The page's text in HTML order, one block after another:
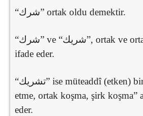
“شرك” ortak oldu demektir.
“شرك” ve “شريك”, ortak ve ortak olan anlamını
ifade eder.
“تشريك” ise müteaddî (etken) bir fiil olarak “ortak
etme, ortak koşma, şirk koşma”
eder.